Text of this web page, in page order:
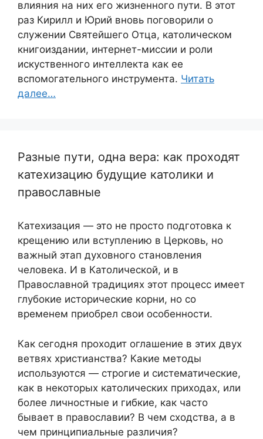
влияния на них его жизненного пути. В этот
раз Кирилл и Юрий вновь поговорили о
служении Святейшего Отца, католическом
книгоиздании, интернет-миссии и роли
искуственного интеллекта как ее
вспомогательного инструмента. Читать
далее…
Разные пути, одна вера: как проходят
катехизацию будущие католики и
православные
Катехизация — это не просто подготовка к
крещению или вступлению в Церковь, но
важный этап духовного становления
человека. И в Католической, и в
Православной традициях этот процесс имеет
глубокие исторические корни, но со
временем приобрел свои особенности.
Как сегодня проходит оглашение в этих двух
ветвях христианства? Какие методы
используются — строгие и систематические,
как в некоторых католических приходах, или
более личностные и гибкие, как часто
бывает в православии? В чем сходства, а в
чем принципиальные различия?